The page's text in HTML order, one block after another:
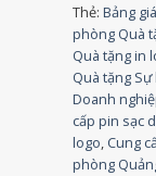
Thẻ:Bảng
phòng Quà
Quà tặng in
Quà tặng Sự
Doanh
cấp pin sạc
logo, Cung
phòng